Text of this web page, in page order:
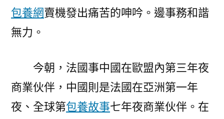
包養網賣機發出痛苦的呻吟。邊事務和諧
無力。
今朝，法國事中國在歐盟內第三年夜
商業伙伴，中國則是法國在亞洲第一年
夜、全球第包養故事七年夜商業伙伴。在